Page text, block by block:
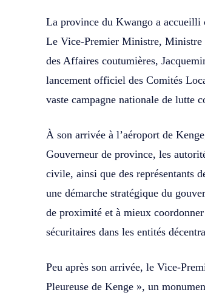
La province du Kwango a accueilli
Le Vice-Premier Ministre, Ministre
des Affaires coutumières,
lancement officiel des Comités
vaste campagne nationale de lutte
À son arrivée à l’aéroport de
Gouverneur de province, les
civile, ainsi que des représentants
une démarche stratégique du
de proximité et à mieux
sécuritaires dans les entités
Peu après son arrivée, le Vice-
Pleureuse de Kenge », un